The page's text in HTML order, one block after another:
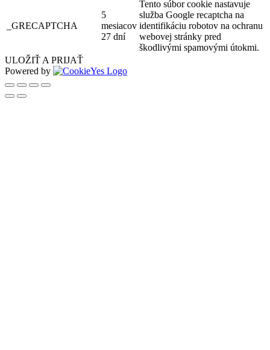
_GRECAPTCHA
5
mesiacov
27 dní
Tento súbor cookie nastavuje
služba Google recaptcha na
identifikáciu robotov na ochranu
webovej stránky pred
škodlivými spamovými útokmi.
ULOŽIŤ A PRIJAŤ
Powered by